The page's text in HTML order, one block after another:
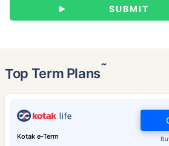
Top Term Plans˜
Kotak e-Term